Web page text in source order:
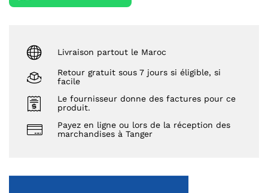
Livraison partout le Maroc
Retour gratuit sous 7 jours si éligible, si
facile
Le fournisseur donne des factures pour ce
produit.
Payez en ligne ou lors de la réception des
marchandises à Tanger